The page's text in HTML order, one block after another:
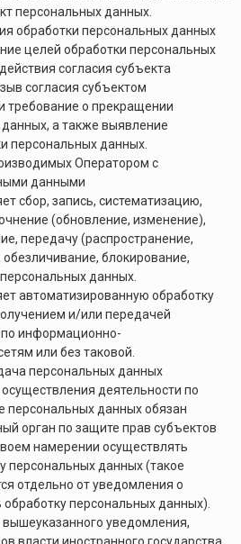
персональных данных.
обработки персональных данных
целей обработки персональных
согласия субъекта
согласия субъектом
требование о прекращении
а также выявление
персональных данных.
Оператором с
данными
сбор, запись, систематизацию,
(обновление, изменение),
передачу (распространение,
блокирование,
данных.
автоматизированную обработку
и/или передачей
информационно-
или без таковой.
персональных данных
деятельности по
персональных данных обязан
орган по защите прав субъектов
намерении осуществлять
персональных данных (такое
отдельно от уведомления о
персональных данных).
уведомления,